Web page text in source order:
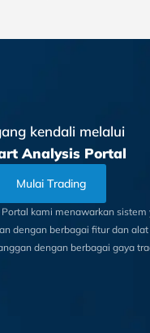
kendali melalui
Analysis Portal
Mulai Trading
kami menawarkan sistem
dengan berbagai fitur dan
dengan berbagai gaya